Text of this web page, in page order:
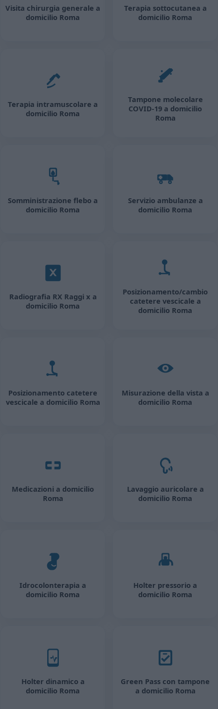
Visita chirurgia generale a
domicilio Roma
Terapia sottocutanea a
domicilio Roma
Terapia intramuscolare a
domicilio Roma
Tampone molecolare
COVID-19 a domicilio
Roma
Somministrazione flebo a
domicilio Roma
Servizio ambulanze a
domicilio Roma
Radiografia RX Raggi x a
domicilio Roma
Posizionamento/cambio
catetere vescicale a
domicilio Roma
Posizionamento catetere
vescicale a domicilio Roma
Misurazione della vista a
domicilio Roma
Medicazioni a domicilio
Roma
Lavaggio auricolare a
domicilio Roma
Idrocolonterapia a
domicilio Roma
Holter pressorio a
domicilio Roma
Holter dinamico a
domicilio Roma
Green Pass con tampone
a domicilio Roma